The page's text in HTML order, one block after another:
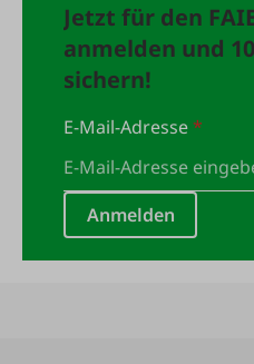
Jetzt für den
anmelden und
sichern!
E-Mail-Adresse*
Anmelden